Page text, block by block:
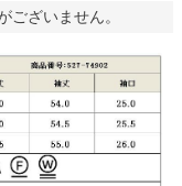
ございません。